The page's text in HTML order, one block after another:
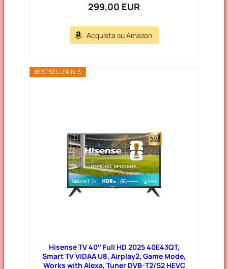
299,00 EUR
Acquista su Amazon
BESTSELLER N. 5
Hisense TV 40″ Full HD 2025 40E43QT,
Smart TV VIDAA U8, Airplay2, Game Mode,
Works with Alexa, Tuner DVB-T2/S2 HEVC